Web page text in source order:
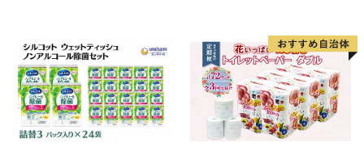
泡石鹸 石鹸 兵庫 兵庫県 小野